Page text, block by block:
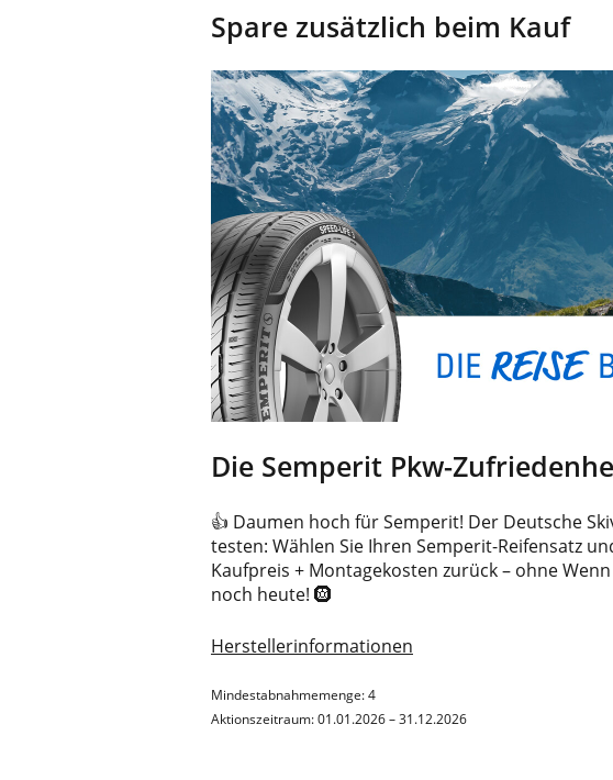
Spare zusätzlich beim Kauf
Die Semperit Pkw-
👍 Daumen hoch für Semperit! Der Deutsche
testen: Wählen Sie Ihren Semperit-Reifensatz
Kaufpreis + Montagekosten zurück – ohne
noch heute! 🛞
Herstellerinformationen
Mindestabnahmemenge: 4
Aktionszeitraum: 01.01.2026 – 31.12.2026